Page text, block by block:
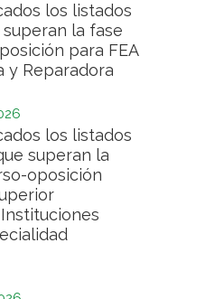
los listados
la fase
para FEA
y Reparadora
los listados
superan la
oposición